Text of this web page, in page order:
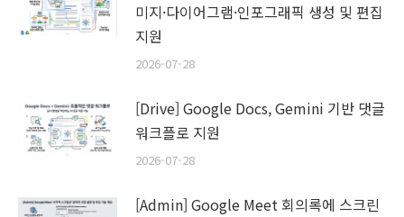
미지·다이어그램·인포그래픽 생성 및 편집
지원
2026-07-28
[Drive] Google Docs, Gemini 기반 댓글
워크플로 지원
2026-07-28
[Admin] Google Meet 회의록에 스크린